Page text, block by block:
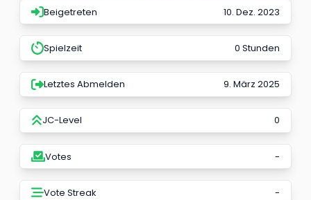
Beigetreten 10. Dez. 2023
Spielzeit 0 Stunden
Letztes Abmelden 9. März 2025
JC-Level 0
Votes -
Vote Streak -